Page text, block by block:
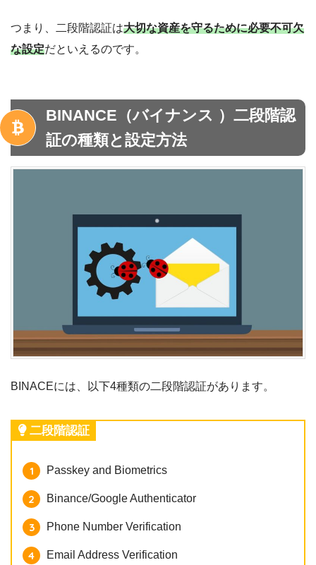
つまり、二段階認証は大切な資産を守るために必要不可欠
な設定だといえるのです。
BINANCE（バイナンス ）二段階認
証の種類と設定方法
BINACEには、以下4種類の二段階認証があります。
二段階認証
Passkey and Biometrics
Binance/Google Authenticator
Phone Number Verification
Email Address Verification